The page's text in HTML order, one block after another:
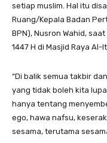
setiap muslim. Hal itu
Ruang/Kepala Badan
BPN), Nusron Wahid,
1447 H di Masjid Raya
“Di balik semua takbir
yang tidak boleh kita
hanya tentang
ego, hawa nafsu,
sesama, terutama